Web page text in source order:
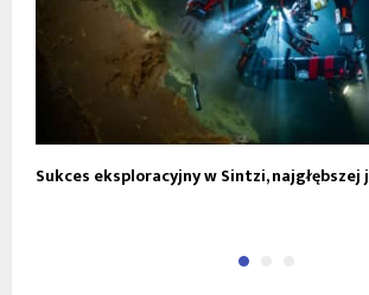
Sukces eksploracyjny w Sintzi,